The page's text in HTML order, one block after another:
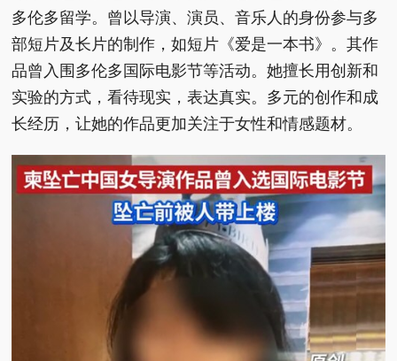
多伦多留学。曾以导演、演员、音乐人的身份参与多
部短片及长片的制作，如短片《爱是一本书》。其作
品曾入围多伦多国际电影节等活动。她擅长用创新和
实验的方式，看待现实，表达真实。多元的创作和成
长经历，让她的作品更加关注于女性和情感题材。